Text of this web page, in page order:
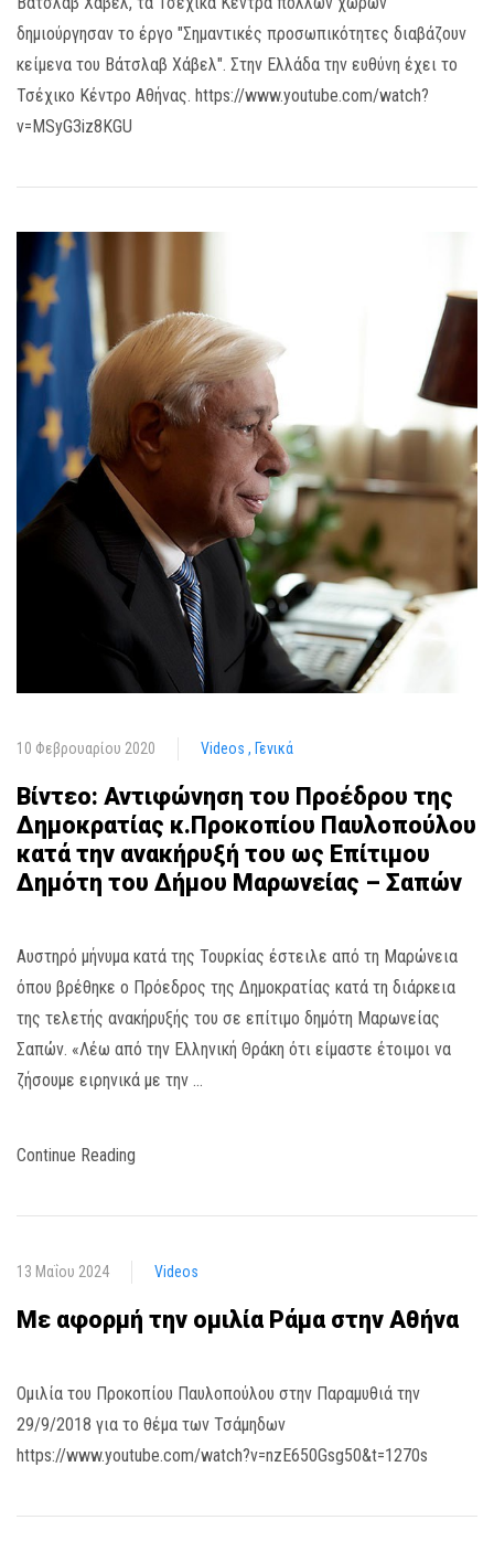
δημιούργησαν το έργο "Σημαντικές προσωπικότητες διαβάζουν
κείμενα του Βάτσλαβ Χάβελ". Στην Ελλάδα την ευθύνη έχει το
Τσέχικο Κέντρο Αθήνας. https://www.youtube.com/watch?
v=MSyG3iz8KGU
10 Φεβρουαρίου 2020 Videos Γενικά
Βίντεο: Αντιφώνηση του Προέδρου της
Δημοκρατίας κ.Προκοπίου Παυλοπούλου
κατά την ανακήρυξή του ως Επίτιμου
Δημότη του Δήμου Μαρωνείας – Σαπών
Αυστηρό μήνυμα κατά της Τουρκίας έστειλε από τη Μαρώνεια
όπου βρέθηκε ο Πρόεδρος της Δημοκρατίας κατά τη διάρκεια
της τελετής ανακήρυξής του σε επίτιμο δημότη Μαρωνείας
Σαπών. «Λέω από την Ελληνική Θράκη ότι είμαστε έτοιμοι να
ζήσουμε ειρηνικά με την …
Continue Reading
13 Μαΐου 2024 Videos
Με αφορμή την ομιλία Ράμα στην Αθήνα
Ομιλία του Προκοπίου Παυλοπούλου στην Παραμυθιά την
29/9/2018 για το θέμα των Τσάμηδων
https://www.youtube.com/watch?v=nzE650Gsg50&t=1270s